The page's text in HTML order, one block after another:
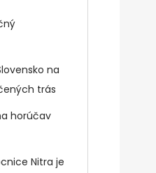
na
trás
horúčav
Nitra je